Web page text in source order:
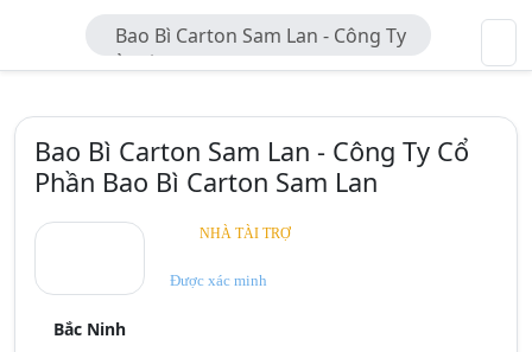
Bao Bì Carton Sam Lan - Công Ty
Cổ Phần Bao Bì Carton Sam Lan
Bao Bì Carton Sam Lan - Công Ty Cổ
Phần Bao Bì Carton Sam Lan
NHÀ TÀI TRỢ
Được xác minh
Bắc Ninh